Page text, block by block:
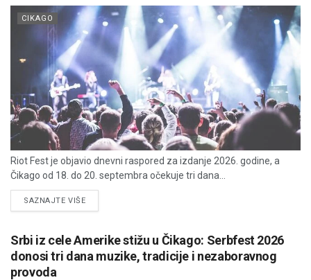
CIKAGO
Riot Fest je objavio dnevni raspored za izdanje 2026. godine, a
Čikago od 18. do 20. septembra očekuje tri dana...
SAZNAJTE VIŠEDETAILS
Srbi iz cele Amerike stižu u Čikago: Serbfest 2026
donosi tri dana muzike, tradicije i nezaboravnog
provoda